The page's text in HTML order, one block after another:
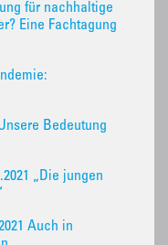
für nachhaltige
Eine Fachtagung
Bedeutung
„Die jungen
Auch in